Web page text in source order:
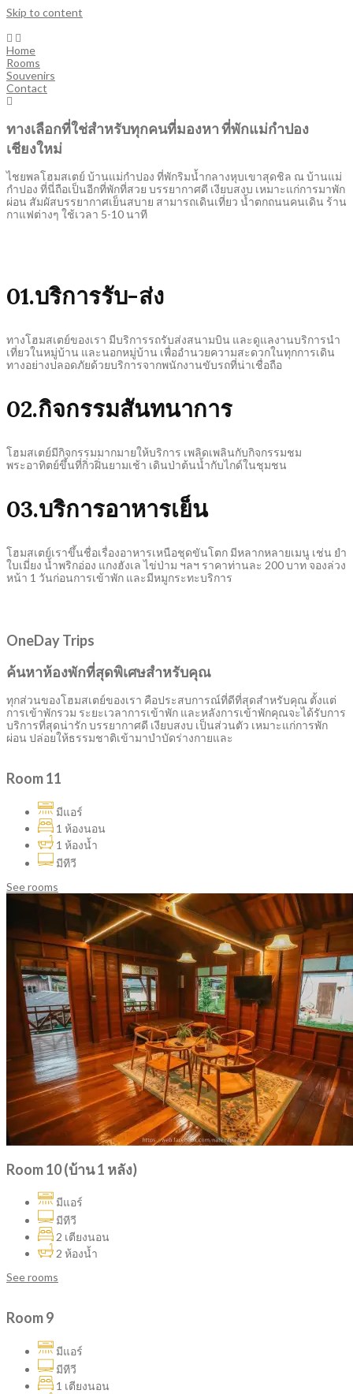
Skip to content
Home
Rooms
Souvenirs
Contact
ทางเลือกที่ใช่สำหรับทุกคนที่มองหา ที่พักแม่กำปอง
เชียงใหม่
ไชยพลโฮมสเตย์ บ้านแม่กำปอง ที่พักริมน้ำกลางหุบเขาสุดชิล ณ บ้านแม่
กำปอง ที่นี่ถือเป็นอีกที่พักที่สวย บรรยากาศดี เงียบสงบ เหมาะแก่การมาพัก
ผ่อน สัมผัสบรรยากาศเย็นสบาย สามารถเดินเที่ยว น้ำตกถนนคนเดิน ร้าน
กาแฟต่างๆ ใช้เวลา 5-10 นาที
01.บริการรับ-ส่ง
ทางโฮมสเตย์ของเรา มีบริการรถรับส่งสนามบิน และดูแลงานบริการนำ
เที่ยวในหมู่บ้าน และนอกหมู่บ้าน เพื่ออำนวยความสะดวกในทุกการเดิน
ทางอย่างปลอดภัยด้วยบริการจากพนักงานขับรถที่น่าเชื่อถือ
02.กิจกรรมสันทนาการ
โฮมสเตย์มีกิจกรรมมากมายให้บริการ เพลิดเพลินกับกิจกรรมชม
พระอาทิตย์ขึ้นที่กิ่วฝิ่นยามเช้า เดินป่าต้นน้ำกับไกด์ในชุมชน
03.บริการอาหารเย็น
โฮมสเตย์เราขึ้นชื่อเรื่องอาหารเหนือชุดขันโตก มีหลากหลายเมนู เช่น ยำ
ใบเมี่ยง น้ำพริกอ่อง แกงฮังเล ไข่ป่าม ฯลฯ ราคาท่านละ 200 บาท จองล่วง
หน้า 1 วันก่อนการเข้าพัก และมีหมูกระทะบริการ
OneDay Trips
ค้นหาห้องพักที่สุดพิเศษสำหรับคุณ
ทุกส่วนของโฮมสเตย์ของเรา คือประสบการณ์ที่ดีที่สุดสำหรับคุณ ตั้งแต่
การเข้าพักรวม ระยะเวลาการเข้าพัก และหลังการเข้าพักคุณจะได้รับการ
บริการที่สุดน่ารัก บรรยากาศดี เงียบสงบ เป็นส่วนตัว เหมาะแก่การพัก
ผ่อน ปล่อยให้ธรรมชาติเข้ามาบำบัดร่างกายและ
Room 11
มีแอร์
1 ห้องนอน
1 ห้องน้ำ
มีทีวี
See rooms
Room 10 (บ้าน 1 หลัง)
มีแอร์
มีทีวี
2 เตียงนอน
2 ห้องน้ำ
See rooms
Room 9
มีแอร์
มีทีวี
1 เตียงนอน